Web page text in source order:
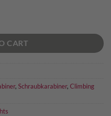
quantity
CART
, Schraubkarabiner, Climbing